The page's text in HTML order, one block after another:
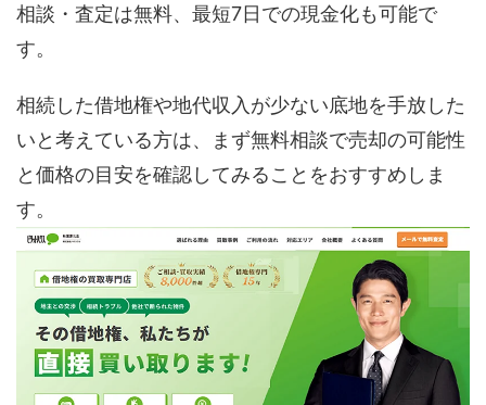
相談・査定は無料、最短7日での現金化も可能で
す。
相続した借地権や地代収入が少ない底地を手放した
いと考えている方は、まず無料相談で売却の可能性
と価格の目安を確認してみることをおすすめしま
す。